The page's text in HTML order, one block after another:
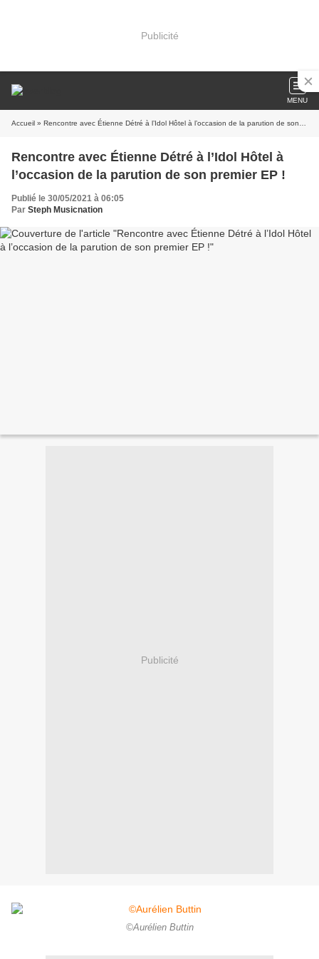
Publicité
MENU
Accueil » Rencontre avec Étienne Détré à l’Idol Hôtel à l’occasion de la parution de son premier EP !
Rencontre avec Étienne Détré à l’Idol Hôtel à
l’occasion de la parution de son premier EP !
Publié le 30/05/2021 à 06:05
Par Steph Musicnation
Publicité
©Aurélien Buttin